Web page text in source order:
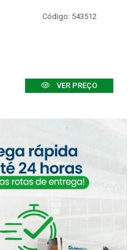
Código: 543512
VER PREÇO